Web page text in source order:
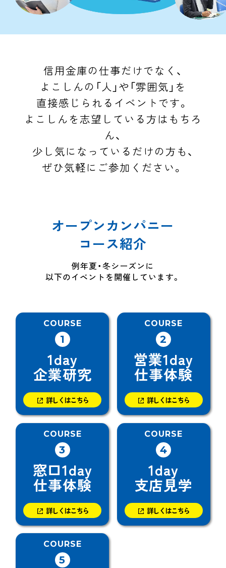
信用金庫の仕事だけでなく、
よこしんの「人」や「雰囲気」を
直接感じられるイベントです。
よこしんを志望している方はもちろ
ん、
少し気になっているだけの方も、
ぜひ気軽にご参加ください。
オープンカンパニー
コース紹介
例年夏・冬シーズンに
以下のイベントを開催しています。
COURSE
1
1day
企業研究
詳しくはこちら
COURSE
2
営業1day
仕事体験
詳しくはこちら
COURSE
3
窓口1day
仕事体験
詳しくはこちら
COURSE
4
1day
支店見学
詳しくはこちら
COURSE
5